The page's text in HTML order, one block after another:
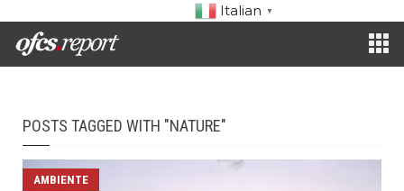
Italian ▼
POSTS TAGGED WITH "NATURE"
AMBIENTE